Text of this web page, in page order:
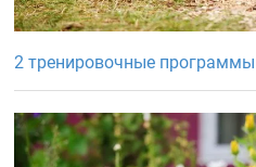
2 тренировочные